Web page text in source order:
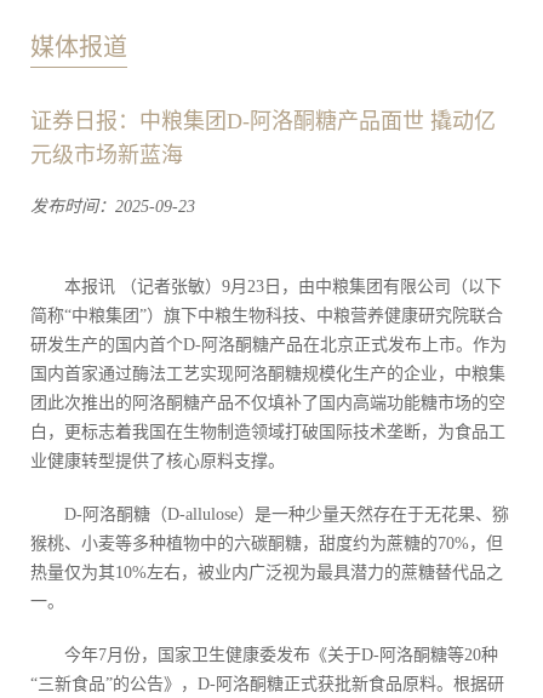
媒体报道
证券日报：中粮集团D-阿洛酮糖产品面世 撬动亿
元级市场新蓝海
发布时间：2025-09-23
本报讯 （记者张敏）9月23日，由中粮集团有限公司（以下
简称“中粮集团”）旗下中粮生物科技、中粮营养健康研究院联合
研发生产的国内首个D-阿洛酮糖产品在北京正式发布上市。作为
国内首家通过酶法工艺实现阿洛酮糖规模化生产的企业，中粮集
团此次推出的阿洛酮糖产品不仅填补了国内高端功能糖市场的空
白，更标志着我国在生物制造领域打破国际技术垄断，为食品工
业健康转型提供了核心原料支撑。
D-阿洛酮糖（D-allulose）是一种少量天然存在于无花果、猕
猴桃、小麦等多种植物中的六碳酮糖，甜度约为蔗糖的70%，但
热量仅为其10%左右，被业内广泛视为最具潜力的蔗糖替代品之
一。
今年7月份，国家卫生健康委发布《关于D-阿洛酮糖等20种
“三新食品”的公告》，D-阿洛酮糖正式获批新食品原料。根据研